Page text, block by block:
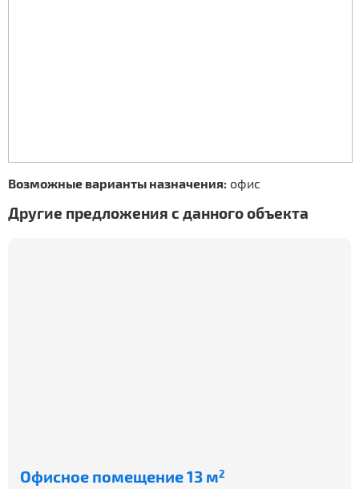
Возможные варианты назначения: офис
Другие предложения с данного объекта
Офисное помещение 13 м2